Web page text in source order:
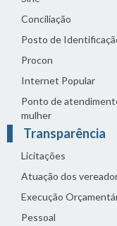
Conciliação
Posto de
Procon
Internet Popular
Ponto de
mulher
Transparência
Licitações
Atuação dos
Execução
Pessoal